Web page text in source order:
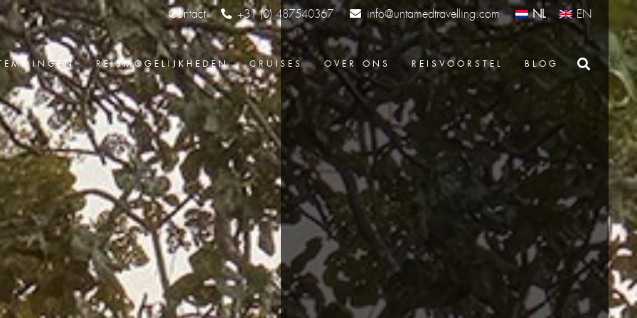
Contact +31 (0) 487540367 info@untamedtravelling.com NL EN
REISMOGELIJKHEDEN CRUISES OVER ONS REISVOORSTEL BLOG